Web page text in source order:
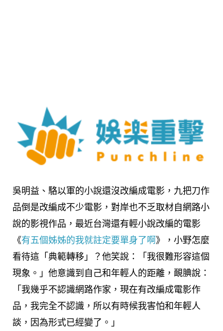
吳明益、駱以軍的小說還沒改編成電影，九把刀作
品倒是改編成不少電影，對岸也不乏取材自網路小
說的影視作品，最近台灣還有輕小說改編的電影
《有五個姊姊的我就註定要單身了啊 》，小野怎麼
看待這「典範轉移」？他笑說：「我很難形容這個
現象。」他意識到自己和年輕人的距離，靦腆說：
「我幾乎不認識網路作家，現在有改編成電影作
品，我完全不認識，所以有時候我害怕和年輕人
談，因為形式已經變了。」